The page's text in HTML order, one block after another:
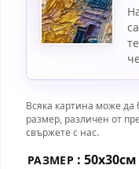
Всяка картина може да
размер, различен от
свържете с нас.
РАЗМЕР : 50х30см